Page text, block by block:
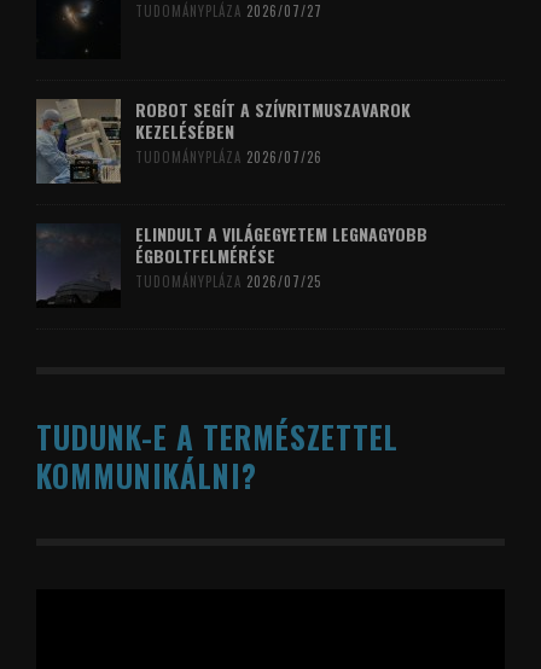
TUDOMÁNYPLÁZA 2026/07/27
ROBOT SEGÍT A SZÍVRITMUSZAVAROK
KEZELÉSÉBEN
TUDOMÁNYPLÁZA 2026/07/26
ELINDULT A VILÁGEGYETEM LEGNAGYOBB
ÉGBOLTFELMÉRÉSE
TUDOMÁNYPLÁZA 2026/07/25
TUDUNK-E A TERMÉSZETTEL
KOMMUNIKÁLNI?